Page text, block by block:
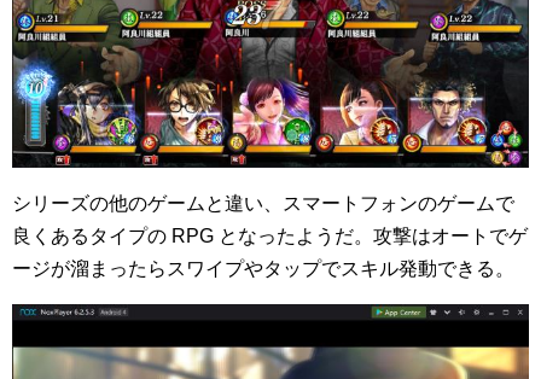
シリーズの他のゲームと違い、スマートフォンのゲームで
良くあるタイプの RPG となったようだ。攻撃はオートでゲ
ージが溜まったらスワイプやタップでスキル発動できる。